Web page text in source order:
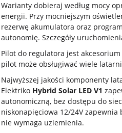
Warianty dobieraj według mocy
energii. Przy mocniejszym
rezerwę akumulatora oraz
autonomię. Szczegóły
Pilot do regulatora jest
pilot może obsługiwać wiele
Najwyższej jakości komponenty
Elektriko Hybrid Solar LED V1
autonomiczną, bez dostępu do
niskonapięciowa 12/24V zapewnia
nie wymaga uziemienia.